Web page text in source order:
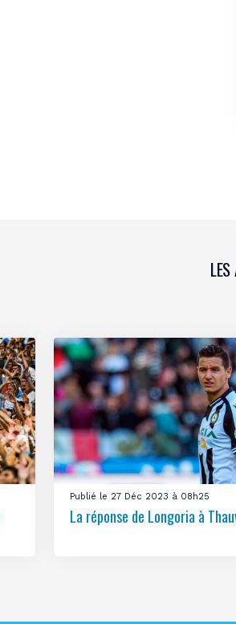
Publié le 27 Déc 2023 à 08h25
La réponse de Longoria à